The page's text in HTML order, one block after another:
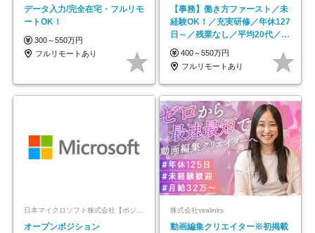
データ入力/完全在宅・フルリモ
ートOK！
300～550万円
フルリモートあり
【事務】働き方ファースト／未
経験OK！／充実研修／年休127
日～／残業なし／平均20代／リ
モートOK
400～550万円
フルリモートあり
オープンポジション
株式会社viralinks
動画編集クリエイター※初掲載